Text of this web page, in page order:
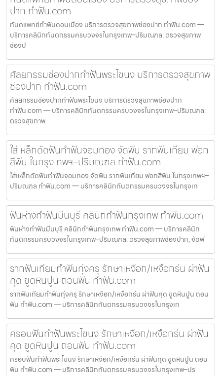
ปาก ทำฟัน.com
ทันตแพทย์ทำฟันดอนเมือง บริการตรวจสุขภาพช่องปาก ทำฟัน.com —
บริการคลินิกทันตกรรมครบวงจรในกรุงเทพ–ปริมณฑล: ตรวจสุขภาพ
ช่องป
ศัลยกรรมช่องปากทำฟันพระโขนง บริการตรวจสุขภาพ
ช่องปาก ทำฟัน.com
ศัลยกรรมช่องปากทำฟันพระโขนง บริการตรวจสุขภาพช่องปาก
ทำฟัน.com — บริการคลินิกทันตกรรมครบวงจรในกรุงเทพ–ปริมณฑล:
ตรวจสุขภาพ
ใส่เหล็กดัดฟันทำฟันจอมทอง จัดฟัน รากฟันเทียม ฟอก
สีฟัน ในกรุงเทพฯ–ปริมณฑล ทำฟัน.com
ใส่เหล็กดัดฟันทำฟันจอมทอง จัดฟัน รากฟันเทียม ฟอกสีฟัน ในกรุงเทพฯ–
ปริมณฑล ทำฟัน.com — บริการคลินิกทันตกรรมครบวงจรในกรุงเท
ฟันห่างทำฟันมีนบุรี คลินิกทำฟันกรุงเทพ ทำฟัน.com
ฟันห่างทำฟันมีนบุรี คลินิกทำฟันกรุงเทพ ทำฟัน.com — บริการคลินิก
ทันตกรรมครบวงจรในกรุงเทพ–ปริมณฑล: ตรวจสุขภาพช่องปาก, จัดฟ
รากฟันเทียมทำฟันทุ่งครุ รักษาเหงือก/เหงือกร่น ผ่าฟัน
คุด ขูดหินปูน ถอนฟัน ทำฟัน.com
รากฟันเทียมทำฟันทุ่งครุ รักษาเหงือก/เหงือกร่น ผ่าฟันคุด ขูดหินปูน ถอน
ฟัน ทำฟัน.com — บริการคลินิกทันตกรรมครบวงจรในกรุงเท
ครอบฟันทำฟันพระโขนง รักษาเหงือก/เหงือกร่น ผ่าฟัน
คุด ขูดหินปูน ถอนฟัน ทำฟัน.com
ครอบฟันทำฟันพระโขนง รักษาเหงือก/เหงือกร่น ผ่าฟันคุด ขูดหินปูน ถอน
ฟัน ทำฟัน.com — บริการคลินิกทันตกรรมครบวงจรในกรุงเทพ–ปร